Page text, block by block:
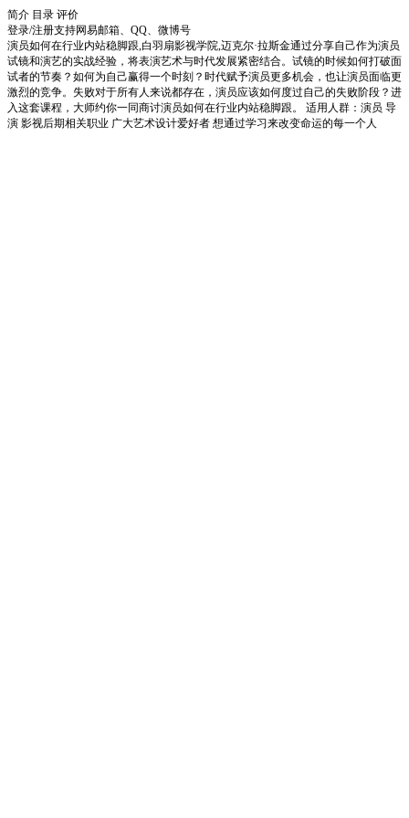
简介 目录 评价
登录/注册支持网易邮箱、QQ、微博号
演员如何在行业内站稳脚跟,白羽扇影视学院,迈克尔·拉斯金通过分享自己作为演员
试镜和演艺的实战经验，将表演艺术与时代发展紧密结合。试镜的时候如何打破面
试者的节奏？如何为自己赢得一个时刻？时代赋予演员更多机会，也让演员面临更
激烈的竞争。失败对于所有人来说都存在，演员应该如何度过自己的失败阶段？进
入这套课程，大师约你一同商讨演员如何在行业内站稳脚跟。 适用人群：演员 导
演 影视后期相关职业 广大艺术设计爱好者 想通过学习来改变命运的每一个人